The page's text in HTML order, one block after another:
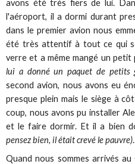
avons été très fiers de lui.
l'aéroport, il a dormi durant
dans le premier avion nous
été très attentif à tout ce qui
verre et a même mangé un
lui a donné un paquet de petits
second avion, nous avons eu
presque plein mais le siège à
coup, nous avons pu installer
et le faire dormir. Et il a bien
pensez bien, il était crevé le pauvre).
Quand nous sommes arrivés au